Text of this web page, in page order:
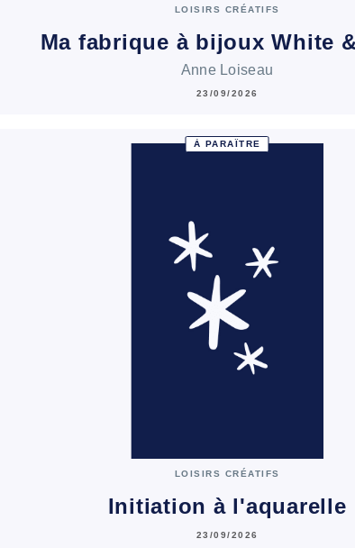
LOISIRS CRÉATIFS
Ma fabrique à bijoux White
Anne Loiseau
23/09/2026
À PARAÎTRE
LOISIRS CRÉATIFS
Initiation à l'aquarelle
23/09/2026